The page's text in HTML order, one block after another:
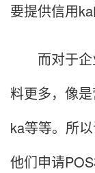
要提供信用
而对于企
料更多，像
ka等等。所
他们申请